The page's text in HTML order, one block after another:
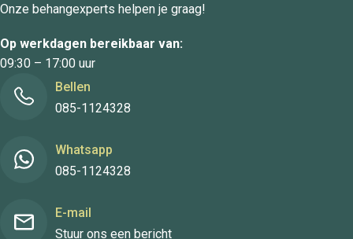
Onze behangexperts helpen je graag!
Op werkdagen bereikbaar van:
09:30 – 17:00 uur
Bellen
085-1124328
Whatsapp
085-1124328
E-mail
Stuur ons een bericht